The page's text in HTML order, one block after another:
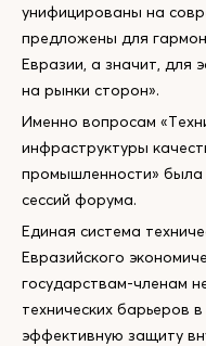
унифицированы на
предложены для
Евразии, а значит, для
на рынки сторон».
Именно вопросам
инфраструктуры
промышленности» была
сессий форума.
Единая система
Евразийского
государствам-членам
технических барьеров
эффективную защиту